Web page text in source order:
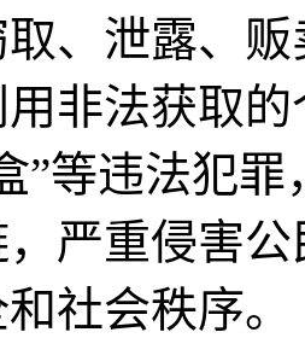
、泄露、
非法获取
”等违法犯
严重侵害
社会秩序。